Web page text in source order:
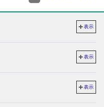
表示
表示
表示